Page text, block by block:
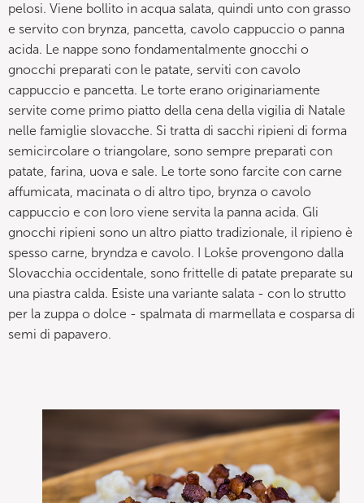
pelosi. Viene bollito in acqua salata, quindi unto con grasso
e servito con brynza, pancetta, cavolo cappuccio o panna
acida. Le nappe sono fondamentalmente gnocchi o
gnocchi preparati con le patate, serviti con cavolo
cappuccio e pancetta. Le torte erano originariamente
servite come primo piatto della cena della vigilia di Natale
nelle famiglie slovacche. Si tratta di sacchi ripieni di forma
semicircolare o triangolare, sono sempre preparati con
patate, farina, uova e sale. Le torte sono farcite con carne
affumicata, macinata o di altro tipo, brynza o cavolo
cappuccio e con loro viene servita la panna acida. Gli
gnocchi ripieni sono un altro piatto tradizionale, il ripieno è
spesso carne, bryndza e cavolo. I Lokše provengono dalla
Slovacchia occidentale, sono frittelle di patate preparate su
una piastra calda. Esiste una variante salata - con lo strutto
per la zuppa o dolce - spalmata di marmellata e cosparsa di
semi di papavero.